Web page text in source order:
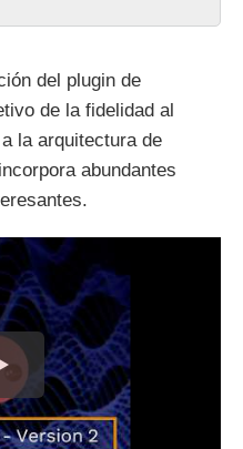
del plugin de
de la fidelidad al
la arquitectura de
abundantes